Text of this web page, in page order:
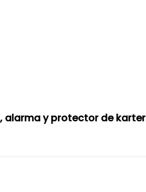
alarma y protector de karter